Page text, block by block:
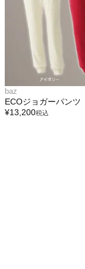
baz
ECOジョガーパンツ
¥13,200税込